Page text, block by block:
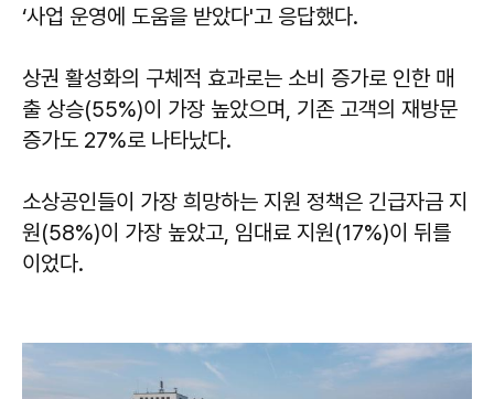
‘사업 운영에 도움을 받았다'고 응답했다.
상권 활성화의 구체적 효과로는 소비 증가로 인한 매
출 상승(55%)이 가장 높았으며, 기존 고객의 재방문
증가도 27%로 나타났다.
소상공인들이 가장 희망하는 지원 정책은 긴급자금 지
원(58%)이 가장 높았고, 임대료 지원(17%)이 뒤를
이었다.